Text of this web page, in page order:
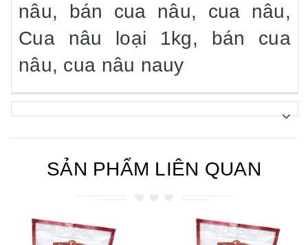
nâu, bán cua nâu, cua nâu,
Cua nâu loại 1kg, bán cua
nâu, cua nâu nauy
SẢN PHẨM LIÊN QUAN